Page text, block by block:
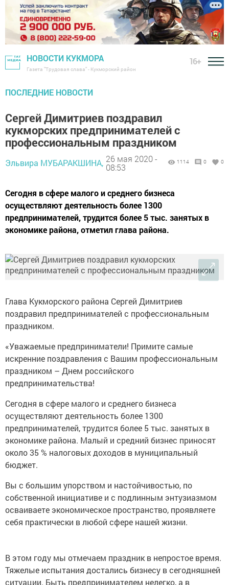
НОВОСТИ КУКМОРА
Газета "Трудовая слава" - Кукморский район
16+
ПОСЛЕДНИЕ НОВОСТИ
Сергей Димитриев поздравил
кукморских предпринимателей с
профессиональным праздником
Эльвира МУБАРАКШИНА, 26 мая 2020 -
08:53
1114 0 0
Сегодня в сфере малого и среднего бизнеса
осуществляют деятельность более 1300
предпринимателей, трудится более 5 тыс. занятых в
экономике района, отметил глава района.
Глава Кукморского района Сергей Димитриев
поздравил предпринимателей с профессиональным
праздником.
«Уважаемые предприниматели! Примите самые
искренние поздравления с Вашим профессиональным
праздником – Днем российского
предпринимательства!
Сегодня в сфере малого и среднего бизнеса
осуществляют деятельность более 1300
предпринимателей, трудится более 5 тыс. занятых в
экономике района. Малый и средний бизнес приносят
около 35 % налоговых доходов в муниципальный
бюджет.
Вы с большим упорством и настойчивостью, по
собственной инициативе и с подлинным энтузиазмом
осваиваете экономическое пространство, проявляете
себя практически в любой сфере нашей жизни.
В этом году мы отмечаем праздник в непростое время.
Тяжелые испытания достались бизнесу в сегодняшней
ситуации. Быть предпринимателем нелегко, а в